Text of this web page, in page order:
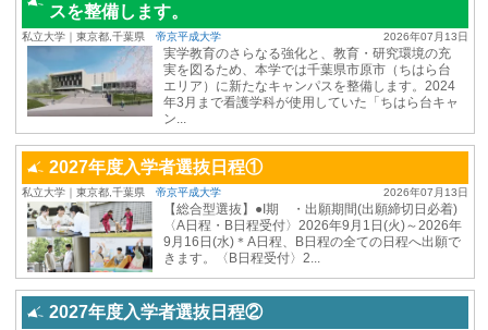
スを整備します。
2026年07月13日
私立大学｜東京都,千葉県 帝京平成大学
実学教育のさらなる強化と、教育・研究環境の充
実を図るため、本学では千葉県市原市（ちはら台
エリア）に新たなキャンパスを整備します。2024
年3月まで看護学科が使用していた「ちはら台キャ
ン...
2027年度入学者選抜日程①
2026年07月13日
私立大学｜東京都,千葉県 帝京平成大学
【総合型選抜】●I期 ・出願期間(出願締切日必着)
〈A日程・B日程受付〉2026年9月1日(火)～2026年
9月16日(水)＊A日程、B日程の全ての日程へ出願で
きます。〈B日程受付〉2...
2027年度入学者選抜日程②